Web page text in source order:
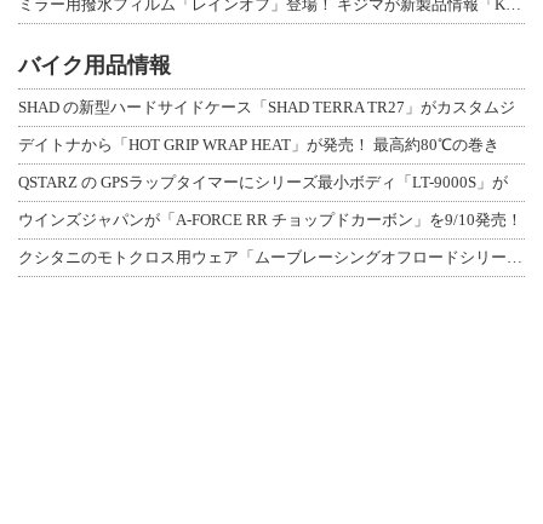
バイク用品情報
SHAD の新型ハードサイドケース「SHAD TERRA TR27」がカスタムジ
デイトナから「HOT GRIP WRAP HEAT」が発売！ 最高約80℃の巻き
QSTARZ の GPSラップタイマーにシリーズ最小ボディ「LT-9000S」が
ウインズジャパンが「A-FORCE RR チョップドカーボン」を9/10発売！